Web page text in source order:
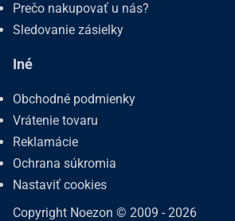
Prečo nakupovať u nás?
Sledovanie zásielky
Iné
Obchodné podmienky
Vrátenie tovaru
Reklamácie
Ochrana súkromia
Nastaviť cookies
Copyright Noezon © 2009 - 2026